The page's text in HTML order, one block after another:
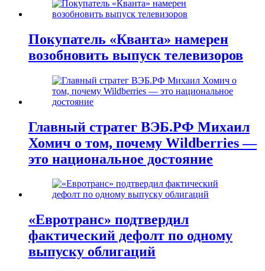
Покупатель «Кванта» намерен
возобновить выпуск телевизоров
Главный стратег ВЭБ.РФ Михаил
Хомич о том, почему Wildberries —
это национальное достояние
«Евротранс» подтвердил
фактический дефолт по одному
выпуску облигаций